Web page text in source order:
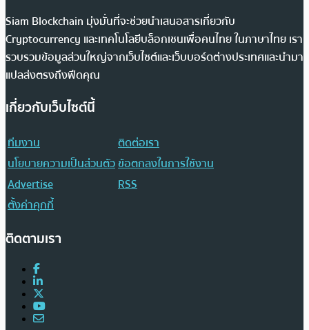
Siam Blockchain มุ่งมั่นที่จะช่วยนำเสนอสารเกี่ยวกับ
Cryptocurrency และเทคโนโลยีบล็อกเชนเพื่อคนไทย ในภาษาไทย เรา
รวบรวมข้อมูลส่วนใหญ่จากเว็บไซต์และเว็บบอร์ดต่างประเทศและนำมา
แปลส่งตรงถึงฟีดคุณ
เกี่ยวกับเว็บไซต์นี้
ทีมงาน
ติดต่อเรา
นโยบายความเป็นส่วนตัวข้อตกลงในการใช้งาน
Advertise
RSS
ตั้งค่าคุกกี้
ติดตามเรา